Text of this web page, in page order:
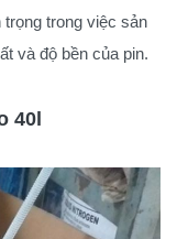
trong việc sản
và độ bền của pin.
40l